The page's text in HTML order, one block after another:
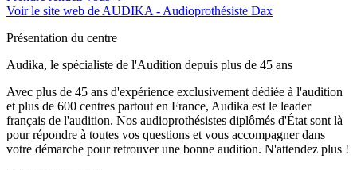
Voir le site web de AUDIKA - Audioprothésiste Dax
Présentation du centre
Audika, le spécialiste de l'Audition depuis plus de 45 ans
Avec plus de 45 ans d'expérience exclusivement dédiée à l'audition
et plus de 600 centres partout en France, Audika est le leader
français de l'audition. Nos audioprothésistes diplômés d'État sont là
pour répondre à toutes vos questions et vous accompagner dans
votre démarche pour retrouver une bonne audition. N'attendez plus !